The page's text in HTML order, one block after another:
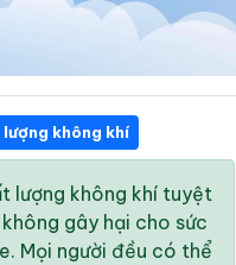
27 °
/ 30 °
không khí
lượng không khí tuyệt
gây hại cho sức
Mọi người đều có thể